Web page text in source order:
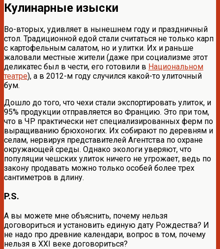
Кулинарные изыски
Во-вторых, удивляет в нынешнем году и праздничный
стол. Традиционной едой стали считаться не только карп
с картофельным салатом, но и улитки. Их и раньше
жаловали местные жители (даже при социализме этот
деликатес был в чести, его готовили в Национальном
театре), а в 2012-м году случился какой-то улиточный
бум.
Дошло до того, что чехи стали экспортировать улиток, и
95% продукции отправляется во Францию. Это при том,
что в ЧР практически нет специализированных ферм по
выращиванию брюхоногих. Их собирают по деревням и
селам, нервируя представителей Агентства по охране
окружающей среды. Однако экологи уверяют, что
популяции чешских улиток ничего не угрожает, ведь по
закону продавать можно только особей более трех
сантиметров в длину.
P.S.
А вы можете мне объяснить, почему нельзя
договориться и установить единую дату Рождества? И
не надо про древние календари, вопрос в том, почему
нельзя в XXI веке договориться?